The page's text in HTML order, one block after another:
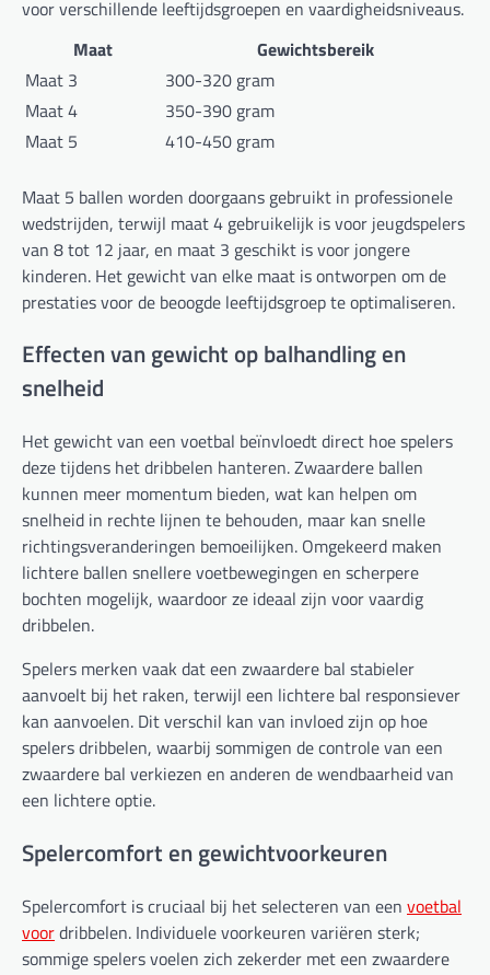
voor verschillende leeftijdsgroepen en vaardigheidsniveaus.
Maat
Gewichtsbereik
Maat 3
300-320 gram
Maat 4
350-390 gram
Maat 5
410-450 gram
Maat 5 ballen worden doorgaans gebruikt in professionele
wedstrijden, terwijl maat 4 gebruikelijk is voor jeugdspelers
van 8 tot 12 jaar, en maat 3 geschikt is voor jongere
kinderen. Het gewicht van elke maat is ontworpen om de
prestaties voor de beoogde leeftijdsgroep te optimaliseren.
Effecten van gewicht op balhandling en
snelheid
Het gewicht van een voetbal beïnvloedt direct hoe spelers
deze tijdens het dribbelen hanteren. Zwaardere ballen
kunnen meer momentum bieden, wat kan helpen om
snelheid in rechte lijnen te behouden, maar kan snelle
richtingsveranderingen bemoeilijken. Omgekeerd maken
lichtere ballen snellere voetbewegingen en scherpere
bochten mogelijk, waardoor ze ideaal zijn voor vaardig
dribbelen.
Spelers merken vaak dat een zwaardere bal stabieler
aanvoelt bij het raken, terwijl een lichtere bal responsiever
kan aanvoelen. Dit verschil kan van invloed zijn op hoe
spelers dribbelen, waarbij sommigen de controle van een
zwaardere bal verkiezen en anderen de wendbaarheid van
een lichtere optie.
Spelercomfort en gewichtvoorkeuren
Spelercomfort is cruciaal bij het selecteren van een voetbal
voordribbelen. Individuele voorkeuren variëren sterk;
sommige spelers voelen zich zekerder met een zwaardere